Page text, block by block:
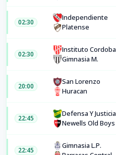
02:30
Independiente
Platense
02:30
Instituto Cordoba
Gimnasia M.
20:00
San Lorenzo
Huracan
22:45
Defensa Y Justicia
Newells Old Boys
22:45
Gimnasia L.P.